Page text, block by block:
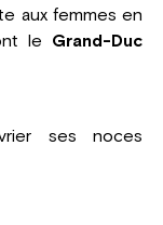
aux femmes en
le Grand-Duc
ses noces